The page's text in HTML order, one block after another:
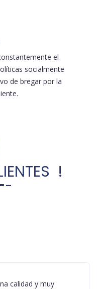
el
socialmente
de bregar por la
!
calidad y muy